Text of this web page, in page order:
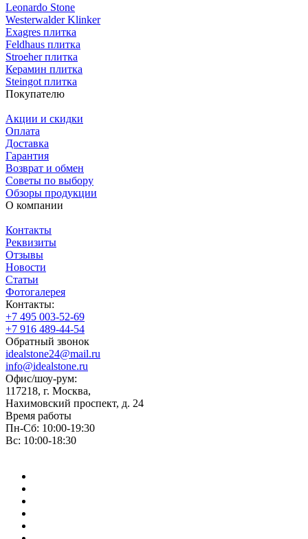
Leonardo Stone
Westerwalder Klinker
Exagres плитка
Feldhaus плитка
Stroeher плитка
Керамин плитка
Steingot плитка
Покупателю
Акции и скидки
Оплата
Доставка
Гарантия
Возврат и обмен
Советы по выбору
Обзоры продукции
О компании
Контакты
Реквизиты
Отзывы
Новости
Статьи
Фотогалерея
Контакты:
+7 495 003-52-69
+7 916 489-44-54
Обратный звонок
idealstone24@mail.ru
info@idealstone.ru
Офис/шоу-рум:
117218, г. Москва,
Нахимовский проспект, д. 24
Время работы
Пн-Сб: 10:00-19:30
Вс: 10:00-18:30